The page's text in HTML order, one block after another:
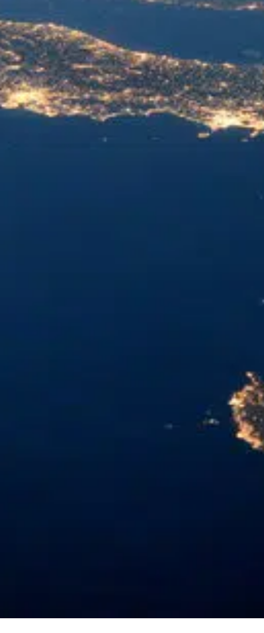
Otolift Modul-Air Smart
Otolift Two
Otolift Line
Offerte di lavoro
Centro di consulenza